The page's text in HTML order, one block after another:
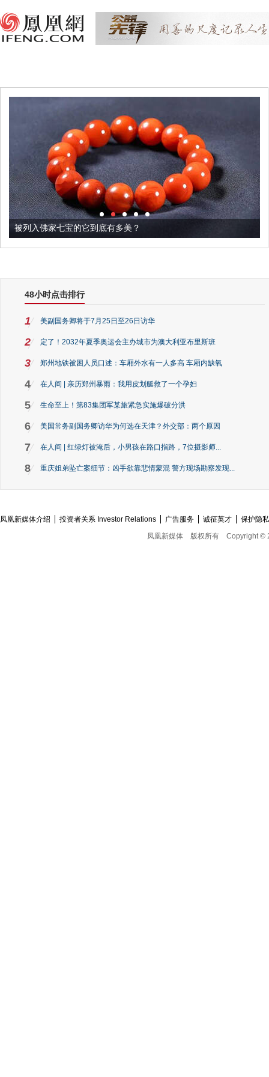
被列入佛家七宝的它到底有多美？
48小时点击排行
1 美副国务卿将于7月25日至26日访华
2 定了！2032年夏季奥运会主办城市为澳大利亚布里斯班
3 郑州地铁被困人员口述：车厢外水有一人多高 车厢内缺氧
4 在人间 | 亲历郑州暴雨：我用皮划艇救了一个孕妇
5 生命至上！第83集团军某旅紧急实施爆破分洪
6 美国常务副国务卿访华为何选在天津？外交部：两个原因
7 在人间 | 红绿灯被淹后，小男孩在路口指路，7位摄影师...
8 重庆姐弟坠亡案细节：凶手欲靠悲情蒙混 警方现场勘察发现...
凤凰新媒体介绍 投资者关系 Investor Relations 广告服务 诚征英才
保护隐
凤凰新媒体
版权所有 Copyright ©